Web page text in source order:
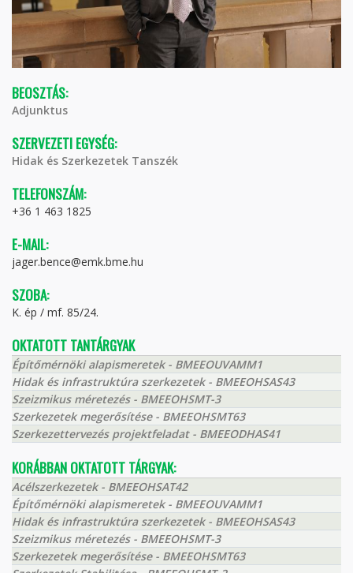
BEOSZTÁS:
Adjunktus
SZERVEZETI EGYSÉG:
Hidak és Szerkezetek Tanszék
TELEFONSZÁM:
+36 1 463 1825
E-MAIL:
jager.bence@emk.bme.hu
SZOBA:
K. ép / mf. 85/24.
OKTATOTT TANTÁRGYAK
Építőmérnöki alapismeretek - BMEEOUVAMM1
Hidak és infrastruktúra szerkezetek - BMEEOHSAS43
Szeizmikus méretezés - BMEEOHSMT-3
Szerkezetek megerősítése - BMEEOHSMT63
Szerkezettervezés projektfeladat - BMEEODHAS41
KORÁBBAN OKTATOTT TÁRGYAK:
Acélszerkezetek - BMEEOHSAT42
Építőmérnöki alapismeretek - BMEEOUVAMM1
Hidak és infrastruktúra szerkezetek - BMEEOHSAS43
Szeizmikus méretezés - BMEEOHSMT-3
Szerkezetek megerősítése - BMEEOHSMT63